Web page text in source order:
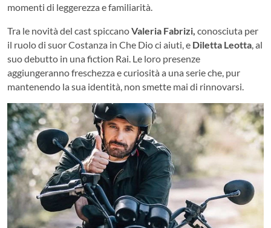
momenti di leggerezza e familiarità.
Tra le novità del cast spiccanoValeria Fabrizi, conosciuta per
il ruolo di suor Costanza in Che Dio ci aiuti, e Diletta Leotta , al
suo debutto in una fiction Rai. Le loro presenze
aggiungeranno freschezza e curiosità a una serie che, pur
mantenendo la sua identità, non smette mai di rinnovarsi.